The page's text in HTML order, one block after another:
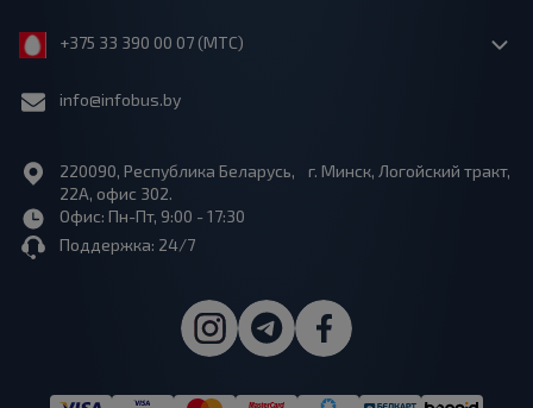
+375 33 390 00 07 (МТС)
info@infobus.by
220090, Республика Беларусь, г. Минск, Логойский тракт,
22А, офис 302.
Офис: Пн-Пт, 9:00 - 17:30
Поддержка: 24/7